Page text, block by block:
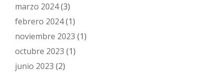
marzo 2024(3)
febrero 2024(1)
noviembre 2023 (1)
octubre 2023 (1)
junio 2023 (2)